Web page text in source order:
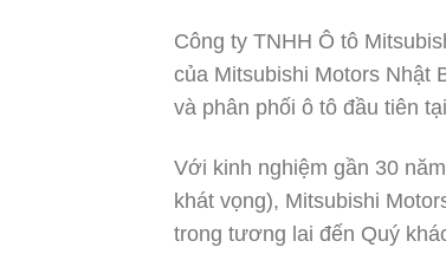
Công ty TNHH Ô tô
của Mitsubishi Motors Nhật
và phân phối ô tô đầu tiên
Với kinh nghiệm gần 30
khát vọng), Mitsubishi
trong tương lai đến Quý